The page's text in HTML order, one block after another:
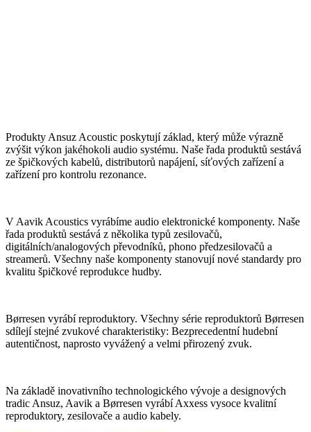
Produkty Ansuz Acoustic poskytují základ, který může výrazně
zvýšit výkon jakéhokoli audio systému. Naše řada produktů sestává
ze špičkových kabelů, distributorů napájení, síťových zařízení a
zařízení pro kontrolu rezonance.
V Aavik Acoustics vyrábíme audio elektronické komponenty. Naše
řada produktů sestává z několika typů zesilovačů,
digitálních/analogových převodníků, phono předzesilovačů a
streamerů. Všechny naše komponenty stanovují nové standardy pro
kvalitu špičkové reprodukce hudby.
Børresen vyrábí reproduktory. Všechny série reproduktorů Børresen
sdílejí stejné zvukové charakteristiky: Bezprecedentní hudební
autentičnost, naprosto vyvážený a velmi přirozený zvuk.
Na základě inovativního technologického vývoje a designových
tradic Ansuz, Aavik a Børresen vyrábí Axxess vysoce kvalitní
reproduktory, zesilovače a audio kabely.